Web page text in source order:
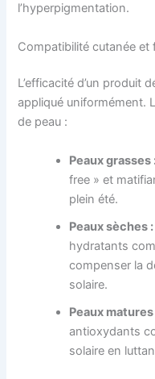
l’hyperpigmentation.
Compatibilité cutanée et
L’efficacité d’un produit
appliqué uniformément.
de peau :
Peaux grasses
free » et
plein été.
Peaux sèches :
hydratants
compenser la
solaire.
Peaux matures
antioxydants
solaire en